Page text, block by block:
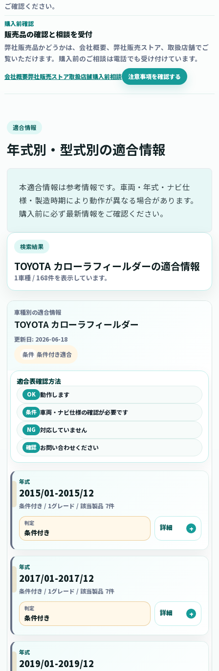
ご確認ください。
購入前確認
販売品の確認と相談を受付
弊社販売品かどうかは、会社概要、弊社販売ストア、取扱店舗でご
覧いただけます。購入前のご相談は電話でも受け付けています。
会社概要弊社販売ストア取扱店舗購入前相談 注意事項を確認する
適合情報
年式別・型式別の適合情報
本適合情報は参考情報です。車両・年式・ナビ仕
様・製造時期により動作が異なる場合があります。
購入前に必ず最新情報をご確認ください。
検索結果
TOYOTA カローラフィールダーの適合情報
1車種 / 168件を表示しています。
車種別の適合情報
TOYOTA カローラフィールダー
更新日: 2026-06-18
条件 条件付き適合
適合表確認方法
OK 動作します
条件 車両・ナビ仕様の確認が必要です
NG 対応していません
確認 お問い合わせください
年式
2015/01-2015/12
条件付き / 1グレード / 該当製品 7件
判定
条件付き
詳細
年式
2017/01-2017/12
条件付き / 1グレード / 該当製品 7件
判定
条件付き
詳細
年式
2019/01-2019/12